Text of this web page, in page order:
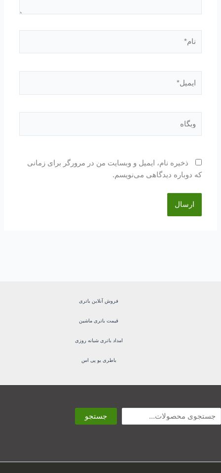
ذخیره نام، ایمیل و وبسایت من در مرورگر برای زمانی
که دوباره دیدگاهی می‌نویسم.
فروش آنلاین باتری
قیمت باتری ماشین
امداد باتری شبانه روزی
باطری یو پی اس
جستجو